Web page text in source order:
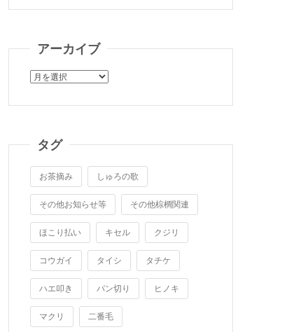
アーカイブ
ア
カ
タグ
お茶摘み しゅろの歌
その他お知らせ等 その他棕櫚関連
ほこり払い キセル クジリ
コウガイ タイシ タチケ
ハエ叩き パン切り ヒノキ
マクリ 二番毛